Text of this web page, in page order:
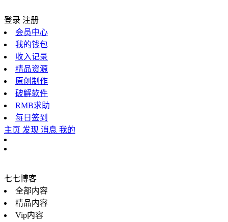
登录 注册
会员中心
我的钱包
收入记录
精品资源
原创制作
破解软件
RMB求助
每日签到
主页 发现 消息 我的
七七博客
全部内容
精品内容
Vip内容